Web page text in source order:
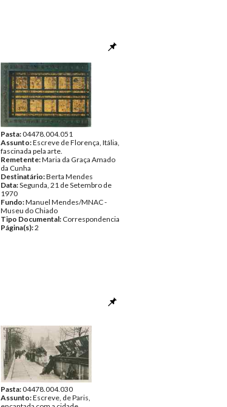
Pasta:04478.004.051
Assunto:Escreve de Florença, Itália,
fascinada pela arte.
Remetente:Maria da Graça Amado
da Cunha
Destinatário:Berta Mendes
Data:Segunda, 21 de Setembro de
1970
Fundo:Manuel Mendes/MNAC -
Museu do Chiado
Tipo Documental: Correspondencia
Página(s):2
Pasta:04478.004.030
Assunto:Escreve, de Paris,